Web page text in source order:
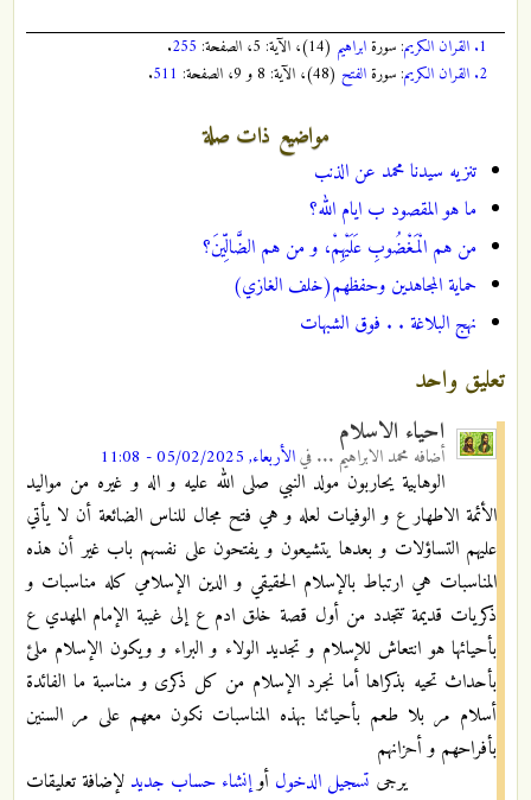
1. القران الكريم: سورةابراهيم (14)، الآية: 5، الصفحة: 255
.
2. القران الكريم: سورةالفتح (48)، الآية: 8 و 9، الصفحة: 511
.
مواضيع ذات صلة
تنزيه سيدنا محمد عن الذنب
ما هو المقصود ب ايام الله؟
من هم‌ الْمَغْضُوبِ عَلَيْهِمْ‌، و من هم‌ الضَّالِّينَ‌؟
حماية المجاهدين وحفظهم(خلف الغازي)
نهج البلاغة . . فوق الشبهات
تعليق واحد
احياء الاسلام
أضافه محمد الابراهيم ... فيالأربعاء, 05/02/2025 - 11:08
الوهابية يحاربون مولد النبي صلى الله عليه و اله و غيره من مواليد
الأئمة الاطهار ع و الوفيات لعله و هي فتح مجال للناس الضائعة أن لا يأتي
عليهم التساؤلات و بعدها يتشيعون و يفتحون على نفسهم باب غير أن هذه
المناسبات هي ارتباط بالإسلام الحقيقي و الدين الإسلامي كله مناسبات و
ذكريات قديمة تتجدد من أول قصة خلق ادم ع إلى غيبة الإمام المهدي ع
بأحيائها هو انتعاش للإسلام و تجديد الولاء و البراء و ويكون الإسلام ملئ
بأحداث تحيه بذكراها أما نجرد الإسلام من كل ذكرى و مناسبة ما الفائدة
أسلام مر بلا طعم بأحيائنا بهذه المناسبات نكون معهم على مر السنين
بأفراحهم و أحزانهم
يرجى تسجيل الدخول أوإنشاء حساب جديد لإضافة تعليقات